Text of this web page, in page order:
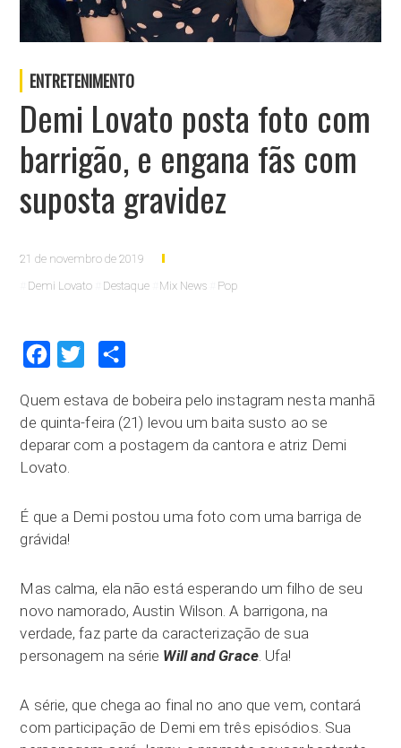
ENTRETENIMENTO
Demi Lovato posta foto com
barrigão, e engana fãs com
suposta gravidez
21 de novembro de 2019
Demi Lovato
Destaque Mix News Pop
Facebook Twitter
Quem estava de bobeira pelo instagram nesta manhã
de quinta-feira (21) levou um baita susto ao se
deparar com a postagem da cantora e atriz Demi
Lovato.
É que a Demi postou uma foto com uma barriga de
grávida!
Mas calma, ela não está esperando um filho de seu
novo namorado, Austin Wilson. A barrigona, na
verdade, faz parte da caracterização de sua
personagem na série Will and Grace. Ufa!
A série, que chega ao final no ano que vem, contará
com participação de Demi em três episódios. Sua